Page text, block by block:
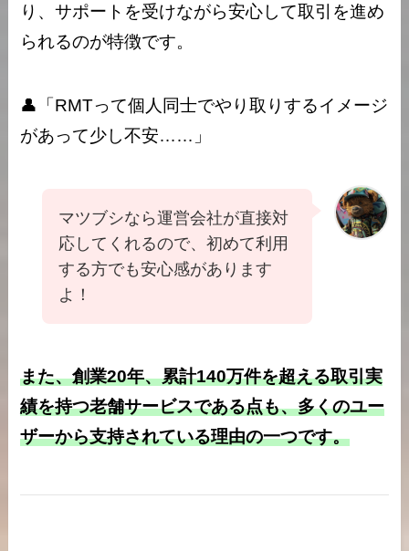
り、サポートを受けながら安心して取引を進め
られるのが特徴です。
👤「RMTって個人同士でやり取りするイメージ
があって少し不安……」
マツブシなら運営会社が直接対
応してくれるので、初めて利用
する方でも安心感があります
よ！
また、創業20年、累計140万件を超える取引実
績を持つ老舗サービスである点も、多くのユー
ザーから支持されている理由の一つです。